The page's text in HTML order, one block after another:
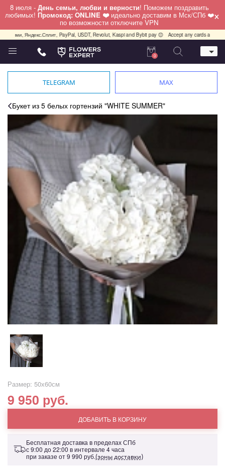
8 июля - День семьи, любви и верности! Поможем поздравить
любимых! Промокод: ONLINE ❤️ идеально доставим в Мск/СПб ❤️
по возможности отключите VPN ×
Яндекс.Сплит, PayPal, USDT, Revolut, Kaspi and Bybit pay 😊 Accept any cards any country,
Телефон
+7 (812) 425 36 05
Санкт-Петербург,
Лизы Чайкиной 25
работаем круглосуточно
0
TELEGRAM MAX
Букет из 5 белых гортензий "WHITE SUMMER"
Размер: 50х60см
9 950 руб.
ДОБАВИТЬ В КОРЗИНУ
Бесплатная доставка в пределах СПб
с 9:00 до 22:00 в интервале 4 часа
при заказе от9 990 руб.(зоны доставки)